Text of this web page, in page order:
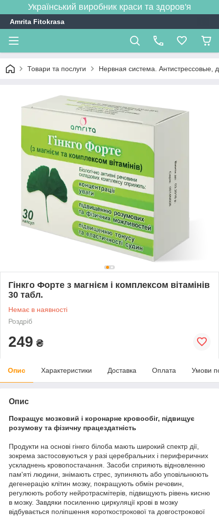
Український виробник краси та здоров'я
Amrita Fitokrasa
Товари та послуги Нервная система. Антистрессовые,
Гінкго Форте з магнієм і комплексом вітамінів
30 табл.
Немає в наявності
Роздріб
249 ₴
Опис Характеристики Доставка Оплата Умови
Опис
Покращує мозковий і коронарне кровообіг, підвищує
розумову та фізичну працездатність
Продукти на основі гінкго білоба мають широкий спектр дії,
зокрема застосовуються у разі церебральних і периферичних
ускладнень кровопостачання. Засоби сприяють відновленню
пам'яті людини, знімають стрес, зупиняють або уповільнюють
дегенерацію клітин мозку, покращують обмін речовин,
регулюють роботу нейротрасмітерів, підвищують рівень кисню
в мозку. Завдяки посиленню циркуляції крові в мозку
відбувається поліпшення короткострокової та довгострокової